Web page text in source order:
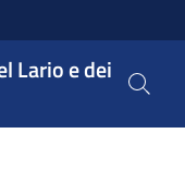
Lario e dei